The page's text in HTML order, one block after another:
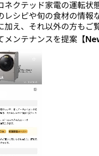
ネクテッド家電の運転状
レシピや旬の食材の情
え、それ以外の方もご
メンテナンスを提案 【